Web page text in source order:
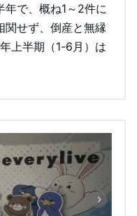
で、概ね1～2件に
関せず、倒産と無縁
上半期（1-6月）は